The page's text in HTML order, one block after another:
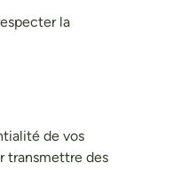
la
de vos
transmettre des